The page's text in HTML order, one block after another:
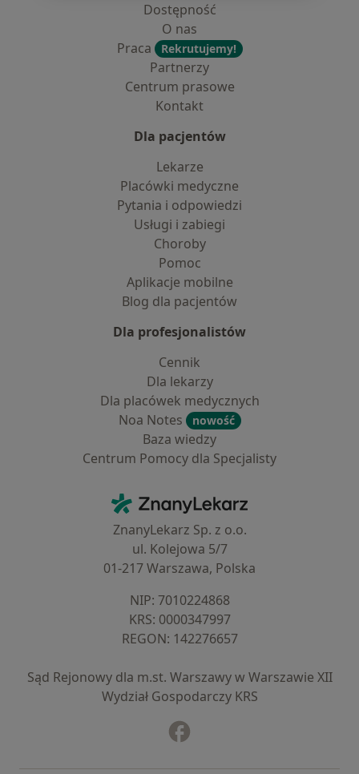
Dostępność
O nas
Praca
Rekrutujemy!
Partnerzy
Centrum prasowe
Kontakt
Dla pacjentów
Lekarze
Placówki medyczne
Pytania i odpowiedzi
Usługi i zabiegi
Choroby
Pomoc
Aplikacje mobilne
Blog dla pacjentów
Dla profesjonalistów
Cennik
Dla lekarzy
Dla placówek medycznych
Noa Notes
nowość
Baza wiedzy
Centrum Pomocy dla Specjalisty
ZnanyLekarz - Strona główna
ZnanyLekarz Sp. z o.o.
ul. Kolejowa 5/7
01-217 Warszawa, Polska
NIP: ⁠7010224868
KRS: ⁠0000347997
REGON: ⁠142276657
Sąd Rejonowy dla m.st. Warszawy w Warszawie XII
Wydział Gospodarczy KRS